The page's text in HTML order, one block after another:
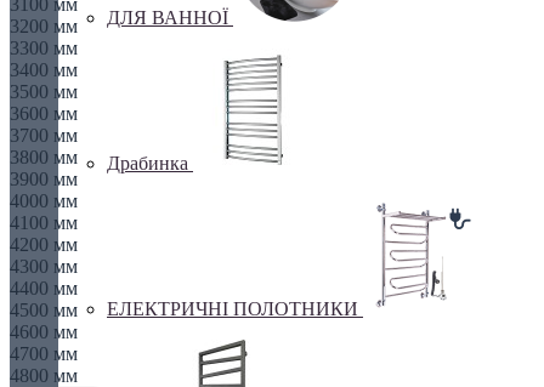
ДЛЯ ВАННОЇ
Драбинка
ЕЛЕКТРИЧНІ ПОЛОТНИКИ
3200 мм
3300 мм
3400 мм
3500 мм
3600 мм
3700 мм
3800 мм
3900 мм
4000 мм
4100 мм
4200 мм
4300 мм
4400 мм
4500 мм
4600 мм
4700 мм
4800 мм